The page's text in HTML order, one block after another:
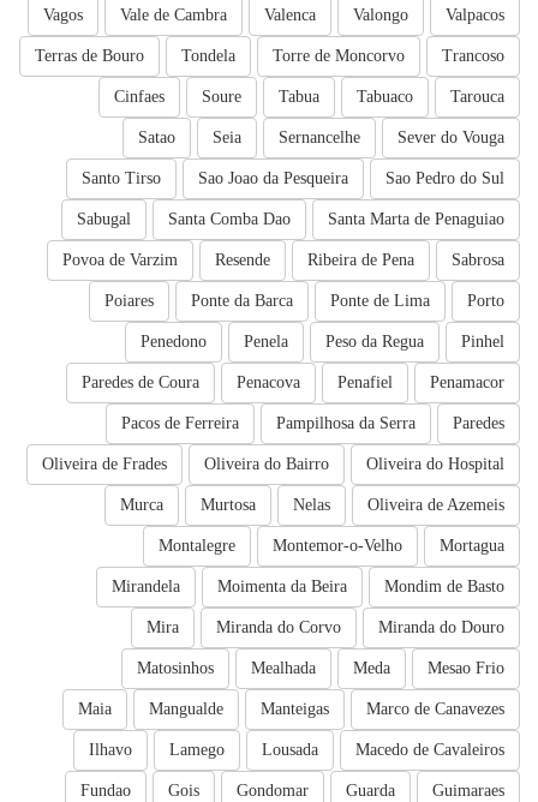
Valpacos
Valongo
Valenca
Vale de Cambra
Vagos
Trancoso
Torre de Moncorvo
Tondela
Terras de Bouro
Tarouca
Tabuaco
Tabua
Soure
Cinfaes
Sever do Vouga
Sernancelhe
Seia
Satao
Sao Pedro do Sul
Sao Joao da Pesqueira
Santo Tirso
Santa Marta de Penaguiao
Santa Comba Dao
Sabugal
Sabrosa
Ribeira de Pena
Resende
Povoa de Varzim
Porto
Ponte de Lima
Ponte da Barca
Poiares
Pinhel
Peso da Regua
Penela
Penedono
Penamacor
Penafiel
Penacova
Paredes de Coura
Paredes
Pampilhosa da Serra
Pacos de Ferreira
Oliveira do Hospital
Oliveira do Bairro
Oliveira de Frades
Oliveira de Azemeis
Nelas
Murtosa
Murca
Mortagua
Montemor-o-Velho
Montalegre
Mondim de Basto
Moimenta da Beira
Mirandela
Miranda do Douro
Miranda do Corvo
Mira
Mesao Frio
Meda
Mealhada
Matosinhos
Marco de Canavezes
Manteigas
Mangualde
Maia
Macedo de Cavaleiros
Lousada
Lamego
Ilhavo
Guimaraes
Guarda
Gondomar
Gois
Fundao